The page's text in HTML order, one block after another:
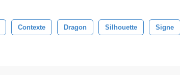
Contexte Dragon Silhouette Signe